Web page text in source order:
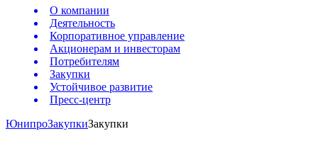
О компании
Деятельность
Корпоративное управление
Акционерам и инвесторам
Потребителям
Закупки
Устойчивое развитие
Пресс-центр
ЮнипроЗакупкиЗакупки